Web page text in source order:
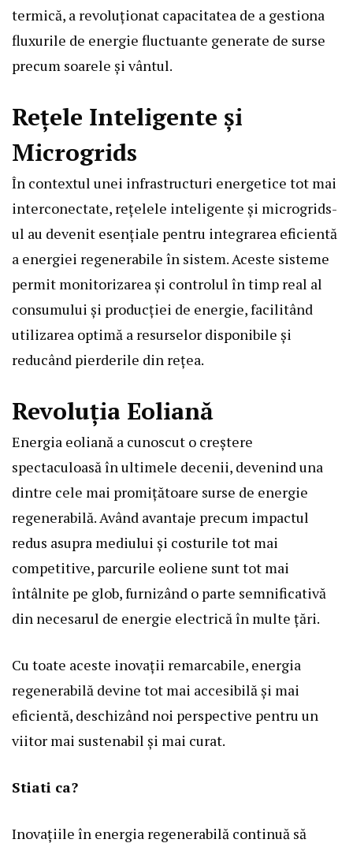
termică, a revoluționat capacitatea de a gestiona
fluxurile de energie fluctuante generate de surse
precum soarele și vântul.
Rețele Inteligente și
Microgrids
În contextul unei infrastructuri energetice tot mai
interconectate, rețelele inteligente și microgrids-
ul au devenit esențiale pentru integrarea eficientă
a energiei regenerabile în sistem. Aceste sisteme
permit monitorizarea și controlul în timp real al
consumului și producției de energie, facilitând
utilizarea optimă a resurselor disponibile și
reducând pierderile din rețea.
Revoluția Eoliană
Energia eoliană a cunoscut o creștere
spectaculoasă în ultimele decenii, devenind una
dintre cele mai promițătoare surse de energie
regenerabilă. Având avantaje precum impactul
redus asupra mediului și costurile tot mai
competitive, parcurile eoliene sunt tot mai
întâlnite pe glob, furnizând o parte semnificativă
din necesarul de energie electrică în multe țări.
Cu toate aceste inovații remarcabile, energia
regenerabilă devine tot mai accesibilă și mai
eficientă, deschizând noi perspective pentru un
viitor mai sustenabil și mai curat.
Stiati ca?
Inovațiile în energia regenerabilă continuă să